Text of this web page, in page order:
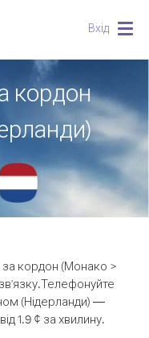
Вхід
кордон
за кордон (Монако >
Телефонуйте
(Нідерланди) —
1.9 ¢ за хвилину.